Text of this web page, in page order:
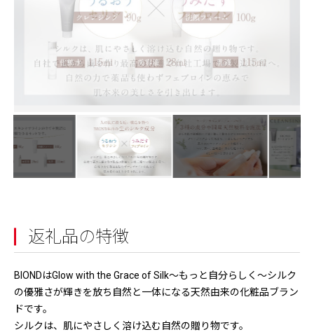
返礼品の特徴
BIONDはGlow with the Grace of Silk～もっと自分らしく～シルク
の優雅さが輝きを放ち自然と一体になる天然由来の化粧品ブラン
ドです。
シルクは、肌にやさしく溶け込む自然の贈り物です。